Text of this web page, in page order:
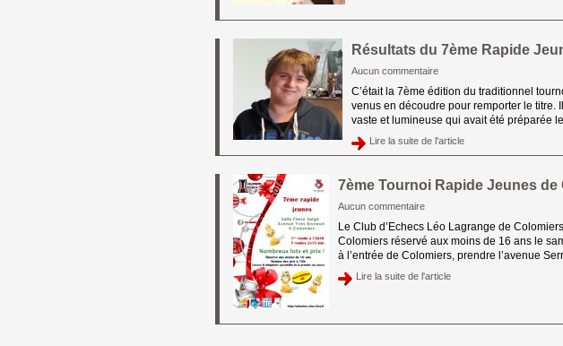
Résultats du 7ème Rapide
Aucun commentaire
C’était la 7ème édition du traditionnel
venus en découdre pour remporter le titre.
vaste et lumineuse qui avait été préparée
Lire la suite de l'article
7ème Tournoi Rapide Jeunes de
Aucun commentaire
Le Club d’Echecs Léo Lagrange de
Colomiers réservé aux moins de 16 ans le
à l’entrée de Colomiers, prendre l’avenue
Lire la suite de l'article